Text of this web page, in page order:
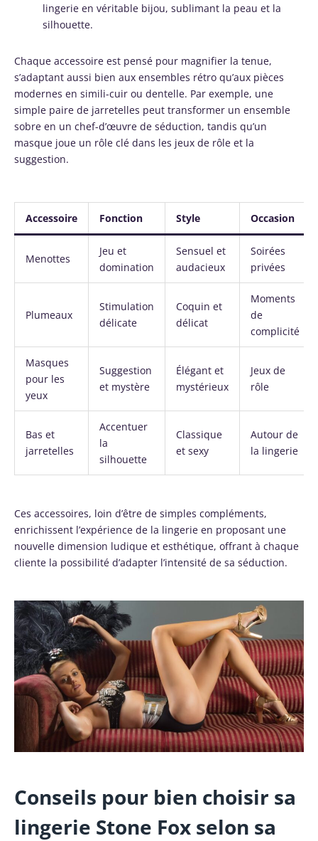
lingerie en véritable bijou, sublimant la peau et la
silhouette.
Chaque accessoire est pensé pour magnifier la tenue,
s’adaptant aussi bien aux ensembles rétro qu’aux pièces
modernes en simili-cuir ou dentelle. Par exemple, une
simple paire de jarretelles peut transformer un ensemble
sobre en un chef-d’œuvre de séduction, tandis qu’un
masque joue un rôle clé dans les jeux de rôle et la
suggestion.
Accessoire Fonction Style Occasion
Menottes
Jeu et
domination
Sensuel et
audacieux
Soirées
privées
Plumeaux
Stimulation
délicate
Coquin et
délicat
Moments
de
complicité
Masques
pour les
yeux
Suggestion
et mystère
Élégant et
mystérieux
Jeux de
rôle
Bas et
jarretelles
Accentuer
la
silhouette
Classique
et sexy
Autour de
la lingerie
Ces accessoires, loin d’être de simples compléments,
enrichissent l’expérience de la lingerie en proposant une
nouvelle dimension ludique et esthétique, offrant à chaque
cliente la possibilité d’adapter l’intensité de sa séduction.
Conseils pour bien choisir sa
lingerie Stone Fox selon sa